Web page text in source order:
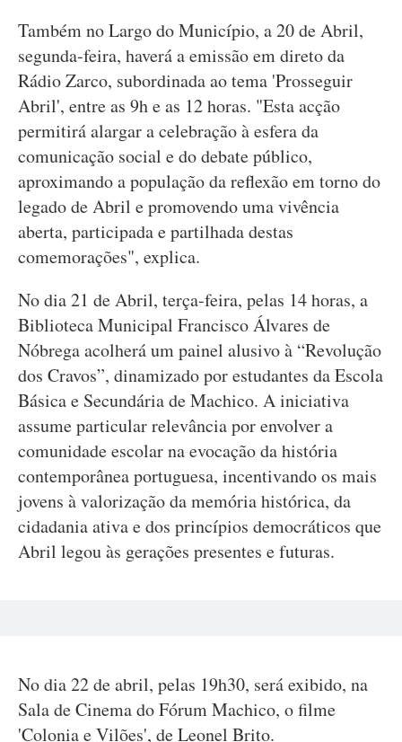
Também no Largo do Município, a 20 de Abril,
segunda-feira, haverá a emissão em direto da
Rádio Zarco, subordinada ao tema 'Prosseguir
Abril', entre as 9h e as 12 horas. "Esta acção
permitirá alargar a celebração à esfera da
comunicação social e do debate público,
aproximando a população da reflexão em torno do
legado de Abril e promovendo uma vivência
aberta, participada e partilhada destas
comemorações", explica.
No dia 21 de Abril, terça-feira, pelas 14 horas, a
Biblioteca Municipal Francisco Álvares de
Nóbrega acolherá um painel alusivo à “Revolução
dos Cravos”, dinamizado por estudantes da Escola
Básica e Secundária de Machico. A iniciativa
assume particular relevância por envolver a
comunidade escolar na evocação da história
contemporânea portuguesa, incentivando os mais
jovens à valorização da memória histórica, da
cidadania ativa e dos princípios democráticos que
Abril legou às gerações presentes e futuras.
No dia 22 de abril, pelas 19h30, será exibido, na
Sala de Cinema do Fórum Machico, o filme
'Colonia e Vilões', de Leonel Brito.